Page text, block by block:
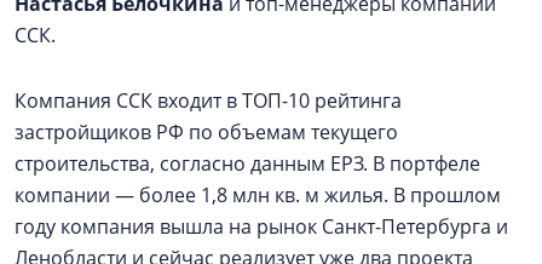
ССК.
Компания ССК входит в ТОП-10 рейтинга
застройщиков РФ по объемам текущего
строительства, согласно данным ЕРЗ. В портфеле
компании — более 1,8 млн кв. м жилья. В прошлом
году компания вышла на рынок Санкт-Петербурга и
Ленобласти и сейчас реализует уже два проекта